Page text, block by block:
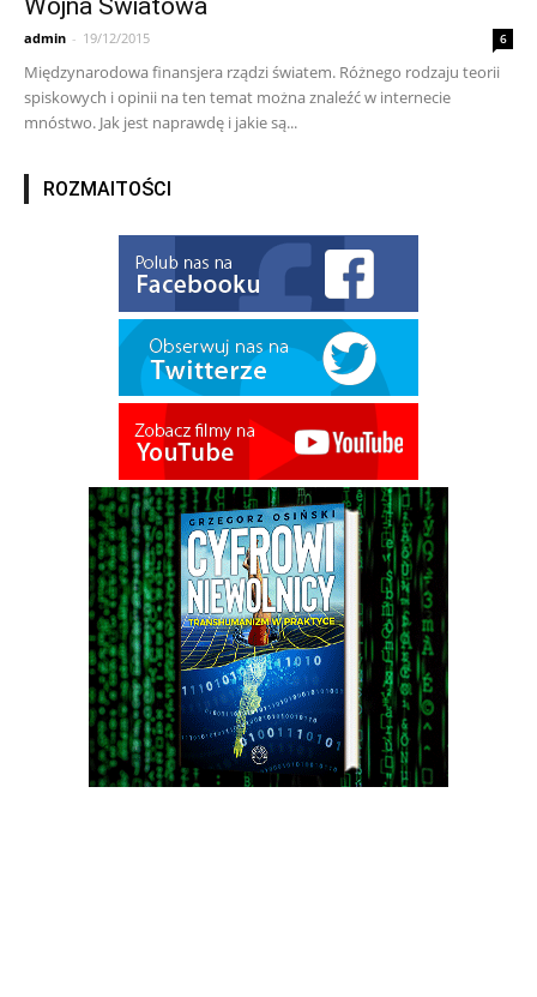
Wojna Światowa
admin - 19/12/2015 6
Międzynarodowa finansjera rządzi światem. Różnego rodzaju teorii
spiskowych i opinii na ten temat można znaleźć w internecie
mnóstwo. Jak jest naprawdę i jakie są...
ROZMAITOŚCI